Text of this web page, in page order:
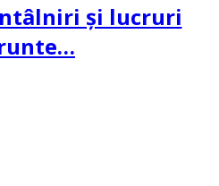
și lucruri